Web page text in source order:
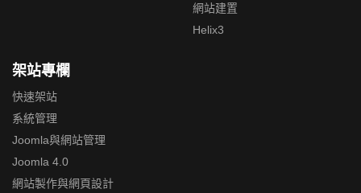
網站建置
Helix3
架站專欄
快速架站
系統管理
Joomla與網站管理
Joomla 4.0
網站製作與網頁設計